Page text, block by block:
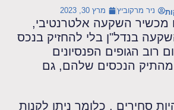
ניר מרקוביץ מרץ 30, 2023
מכשיר השקעה אלטרנטיבי,
בנדל"ן בלי להחזיק בנכס
רוב הגופים הפנסיונים
הנכסים שלהם, גם
סחירים , כלומר ניתן לקנות